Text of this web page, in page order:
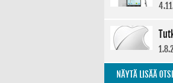
NÄYTÄ LISÄÄ